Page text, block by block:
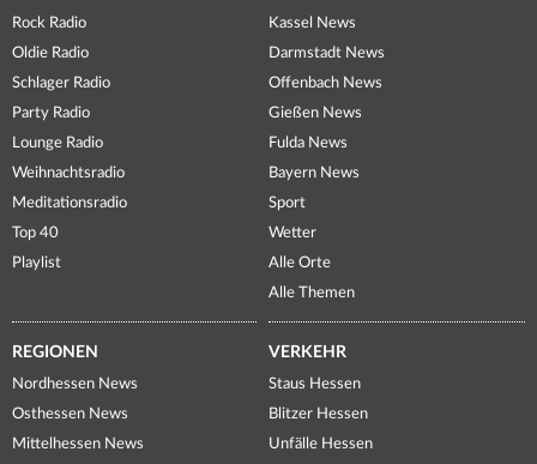
Rock Radio
Oldie Radio
Schlager Radio
Party Radio
Lounge Radio
Weihnachtsradio
Meditationsradio
Top 40
Playlist
Kassel News
Darmstadt News
Offenbach News
Gießen News
Fulda News
Bayern News
Sport
Wetter
Alle Orte
Alle Themen
REGIONEN
Nordhessen News
Osthessen News
Mittelhessen News
VERKEHR
Staus Hessen
Blitzer Hessen
Unfälle Hessen